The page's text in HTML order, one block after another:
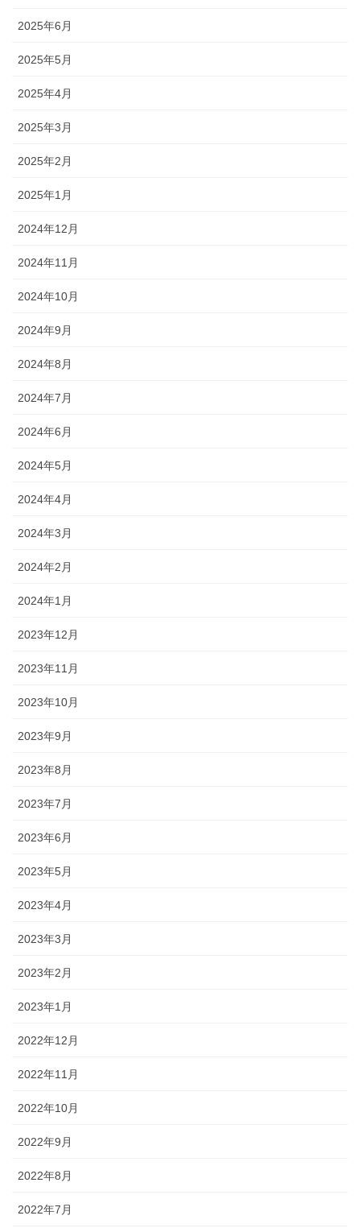
2025年6月
2025年5月
2025年4月
2025年3月
2025年2月
2025年1月
2024年12月
2024年11月
2024年10月
2024年9月
2024年8月
2024年7月
2024年6月
2024年5月
2024年4月
2024年3月
2024年2月
2024年1月
2023年12月
2023年11月
2023年10月
2023年9月
2023年8月
2023年7月
2023年6月
2023年5月
2023年4月
2023年3月
2023年2月
2023年1月
2022年12月
2022年11月
2022年10月
2022年9月
2022年8月
2022年7月